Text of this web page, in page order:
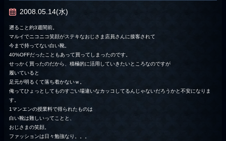
2008.05.14(水)
遡ること約3週間前。
マルイでニコニコ笑顔がステキなおじさま店員さんに接客されて
今まで持ってない白い靴。
40%OFFだったこともあって買ってしまったのです。
せっかく買ったのだから、積極的に活用していきたいところなのですが
履いていると
足元が明るくて落ち着かないｗ。
俺ってひょっとしてものすごい場違いなカッコしてるんじゃないだろうかと不安になりま
す。
1マンエンの授業料で得られたものは
白い靴は難しいってことと、
おじさまの笑顔。
ファッションは日々勉強なり。。。